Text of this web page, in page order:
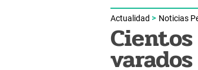
Actualidad Noticias